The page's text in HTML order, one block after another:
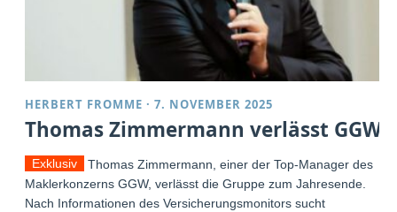
HERBERT FROMME ·7. NOVEMBER 2025
Thomas Zimmermann verlässt GGW
Exklusiv
Thomas Zimmermann, einer der Top-Manager des
Maklerkonzerns GGW, verlässt die Gruppe zum Jahresende.
Nach Informationen des Versicherungsmonitors sucht